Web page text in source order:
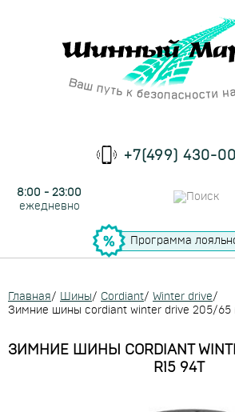
+7(499) 430-
8:00 - 23:00
ежедневно
Программа
Главная/ Шины/ Cordiant/ Winter drive/
Зимние шины cordiant winter drive 205/65
ЗИМНИЕ ШИНЫ CORDIANT
R15 94T